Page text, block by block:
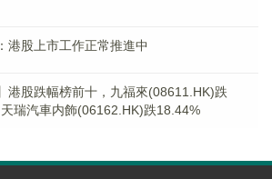
港股上市工作正常推進中
港股跌幅榜前十，九福來(08611.HK)跌
瑞汽車内飾(06162.HK)跌18.44%